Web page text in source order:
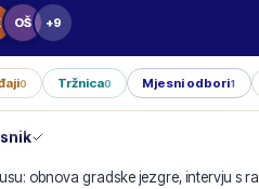
OŠ +9
0 Tržnica0 Mjesni odbori1
obnova gradske jezgre, intervju s